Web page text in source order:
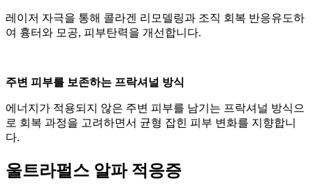
레이저 자극을 통해 콜라겐 리모델링과 조직 회복 반응유도하
여 흉터와 모공, 피부탄력을 개선합니다.
주변 피부를 보존하는 프락셔널 방식
에너지가 적용되지 않은 주변 피부를 남기는 프락셔널 방식으
로 회복 과정을 고려하면서 균형 잡힌 피부 변화를 지향합니
다.
울트라펄스 알파 적응증